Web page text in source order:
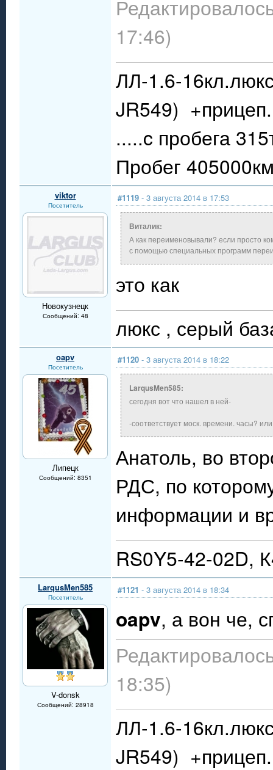
17:46)
ЛЛ-1.6-
JR549) +прицеп.
.....c пробега
Пробег
viktor
Посетитель
Новокузнецк
Сообщений: 48
#1119 - 3 августа 2014 в 17:53
Виталик:
А как переименовывали? если просто
с помощью специальных программ
это как
люкс ,
oapv
Посетитель
Липецк
Сообщений: 8351
#1120 - 3 августа 2014 в 18:22
LarqusMen585:
сегодня вот что нашел в ней-
-соответствует моск. времени. часы?
Анатоль, во
РДС, по
информации и
RS0Y5-42-02D,
LarqusMen585
Посетитель
V-donsk
Сообщений: 28918
#1121 - 3 августа 2014 в 18:34
oapv, а вон че,
18:35)
ЛЛ-1.6-
JR549) +прицеп.